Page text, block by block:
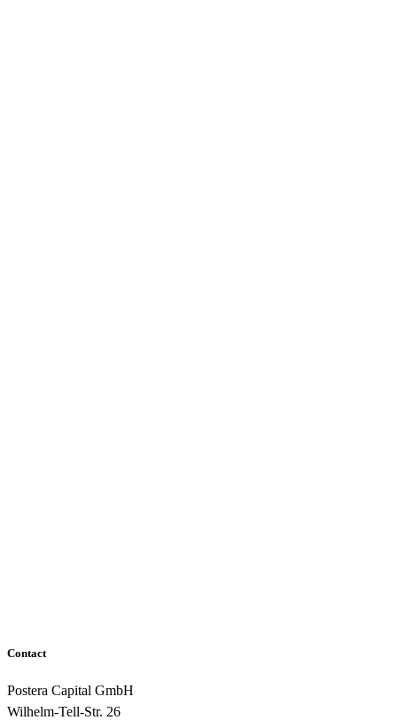
Contact
Postera Capital GmbH
Wilhelm-Tell-Str. 26